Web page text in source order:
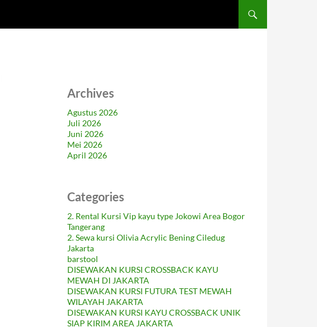
Archives
Agustus 2026
Juli 2026
Juni 2026
Mei 2026
April 2026
Categories
2. Rental Kursi Vip kayu type Jokowi Area Bogor
Tangerang
2. Sewa kursi Olivia Acrylic Bening Ciledug
Jakarta
barstool
DISEWAKAN KURSI CROSSBACK KAYU
MEWAH DI JAKARTA
DISEWAKAN KURSI FUTURA TEST MEWAH
WILAYAH JAKARTA
DISEWAKAN KURSI KAYU CROSSBACK UNIK
SIAP KIRIM AREA JAKARTA